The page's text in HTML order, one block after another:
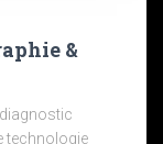
&
technologie